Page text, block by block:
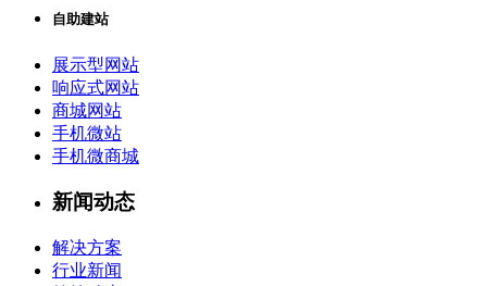
自助建站
展示型网站
响应式网站
商城网站
手机微站
手机微商城
新闻动态
解决方案
行业新闻